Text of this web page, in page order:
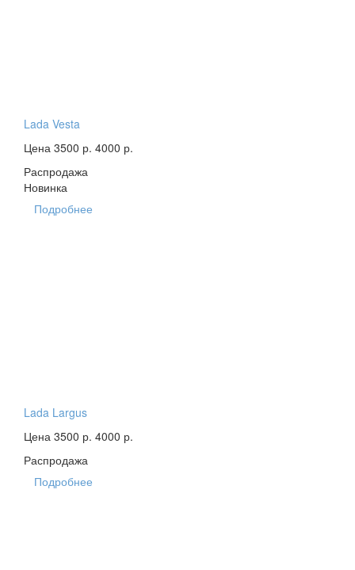
Lada Vesta
Цена 3500 р. 4000 р.
Распродажа
Новинка
Подробнее
Lada Largus
Цена 3500 р. 4000 р.
Распродажа
Подробнее